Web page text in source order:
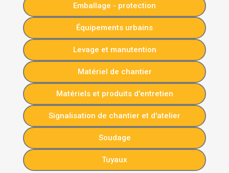
Emballage - protection
Équipements urbains
Levage et manutention
Matériel de chantier
Matériels et produits d'entretien
Signalisation de chantier et d'atelier
Soudage
Tuyaux